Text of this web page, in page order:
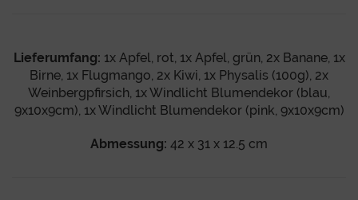
Lieferumfang: 1x Apfel, rot, 1x Apfel, grün, 2x Banane, 1x
Birne, 1x Flugmango, 2x Kiwi, 1x Physalis (100g), 2x
Weinbergpfirsich, 1x Windlicht Blumendekor (blau,
9x10x9cm), 1x Windlicht Blumendekor (pink, 9x10x9cm)
Abmessung: 42 x 31 x 12.5 cm